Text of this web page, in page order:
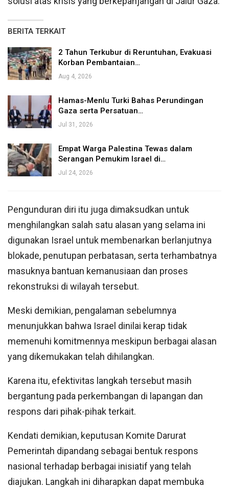
BERITA TERKAIT
2 Tahun Terkubur di Reruntuhan, Evakuasi
Korban Pembantaian…
Aug 4, 2026
Hamas-Menlu Turki Bahas Perundingan
Gaza serta Persatuan…
Jul 31, 2026
Empat Warga Palestina Tewas dalam
Serangan Pemukim Israel di…
Jul 24, 2026
Pengunduran diri itu juga dimaksudkan untuk
menghilangkan salah satu alasan yang selama ini
digunakan Israel untuk membenarkan berlanjutnya
blokade, penutupan perbatasan, serta terhambatnya
masuknya bantuan kemanusiaan dan proses
rekonstruksi di wilayah tersebut.
Meski demikian, pengalaman sebelumnya
menunjukkan bahwa Israel dinilai kerap tidak
memenuhi komitmennya meskipun berbagai alasan
yang dikemukakan telah dihilangkan.
Karena itu, efektivitas langkah tersebut masih
bergantung pada perkembangan di lapangan dan
respons dari pihak-pihak terkait.
Kendati demikian, keputusan Komite Darurat
Pemerintah dipandang sebagai bentuk respons
nasional terhadap berbagai inisiatif yang telah
diajukan. Langkah ini diharapkan dapat membuka